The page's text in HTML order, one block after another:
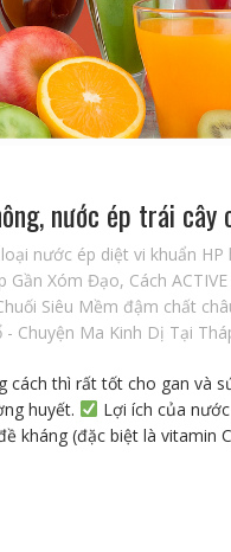
nước ép trái
nước ép diệt vi khuẩn
Gần Xóm Đạo, Cách
Siêu Mềm đậm chất
Chuyện Ma Kinh Dị Tại
cách thì rất tốt cho gan và
huyết.
Lợi ích của
kháng (đặc biệt là